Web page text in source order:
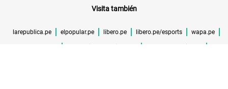
Visita también
larepublica.pe elpopular.pe libero.pe libero.pe/esports wapa.pe
larepublica.pe/verificador lrmas.larepublica.pe